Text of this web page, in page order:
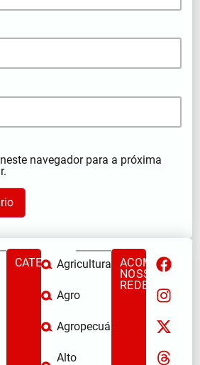
navegador para a próxima
de
CATEGORIASAgricultura
Agro
Agropecuária
Alto
ACOMPANHE
NOSSAS
REDES